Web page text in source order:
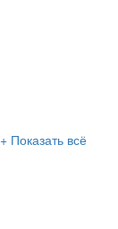
+ Показать всё